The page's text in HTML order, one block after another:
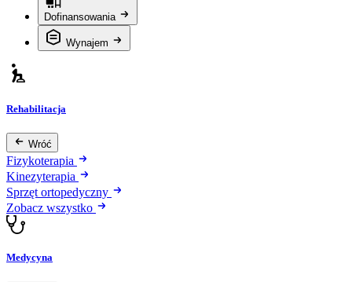
Dofinansowania
Wynajem
Rehabilitacja
Wróć
Fizykoterapia
Kinezyterapia
Sprzęt ortopedyczny
Zobacz wszystko
Medycyna